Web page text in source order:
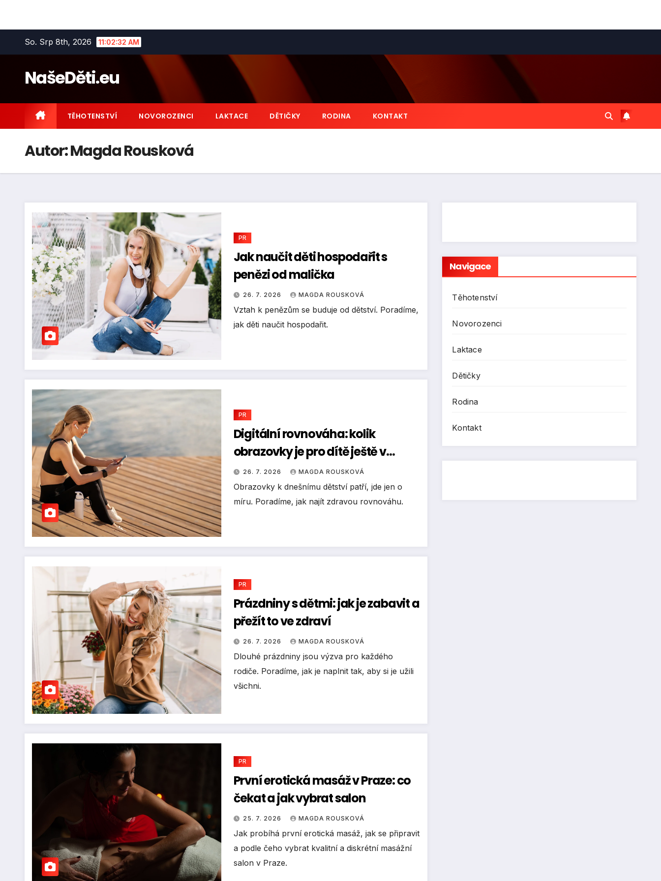
So. Srp 8th, 2026 11:02:33 AM
NašeDěti.eu
TĚHOTENSTVÍ NOVOROZENCI LAKTACE DĚTIČKY RODINA KONTAKT
Autor:Magda Rousková
PR
Jak naučit děti hospodařit s
penězi od malička
26. 7. 2026 MAGDA ROUSKOVÁ
Vztah k penězům se buduje od dětství. Poradíme,
jak děti naučit hospodařit.
PR
Digitální rovnováha: kolik
obrazovky je pro dítě ještě v
pořádku
26. 7. 2026 MAGDA ROUSKOVÁ
Obrazovky k dnešnímu dětství patří, jde jen o
míru. Poradíme, jak najít zdravou rovnováhu.
PR
Prázdniny s dětmi: jak je zabavit a
přežít to ve zdraví
26. 7. 2026 MAGDA ROUSKOVÁ
Dlouhé prázdniny jsou výzva pro každého
rodiče. Poradíme, jak je naplnit tak, aby si je užili
všichni.
PR
První erotická masáž v Praze: co
čekat a jak vybrat salon
25. 7. 2026 MAGDA ROUSKOVÁ
Jak probíhá první erotická masáž, jak se připravit
a podle čeho vybrat kvalitní a diskrétní masážní
salon v Praze.
Navigace
Těhotenství
Novorozenci
Laktace
Dětičky
Rodina
Kontakt